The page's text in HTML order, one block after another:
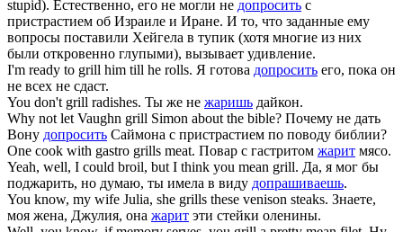
stupid). Естественно, его не могли не допросить с
пристрастием об Израиле и Иране. И то, что заданные ему
вопросы поставили Хейгела в тупик (хотя многие из них
были откровенно глупыми), вызывает удивление.
I'm ready to grill him till he rolls. Я готова допросить его, пока он
не всех не сдаст.
You don't grill radishes. Ты же не жаришь дайкон.
Why not let Vaughn grill Simon about the bible? Почему не дать
Вону допросить Саймона с пристрастием по поводу библии?
One cook with gastro grills meat. Повар с гастритом жарит мясо.
Yeah, well, I could broil, but I think you mean grill. Да, я мог бы
поджарить, но думаю, ты имела в виду допрашиваешь.
You know, my wife Julia, she grills these venison steaks. Знаете,
моя жена, Джулия, она жарит эти стейки оленины.